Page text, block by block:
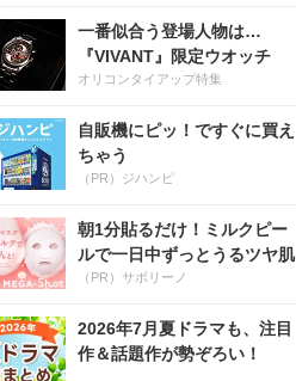
一番似合う登場人物は…
『VIVANT』限定ウオッチ
オリコンタイアップ特集
自販機にピッ！ですぐに買え
ちゃう
（PR）ジハンピ
朝1分貼るだけ！ミルクピー
ルで一日中ずっとうるツヤ肌
（PR）サボリーノ
2026年7月夏ドラマも、注目
作＆話題作が勢ぞろい！